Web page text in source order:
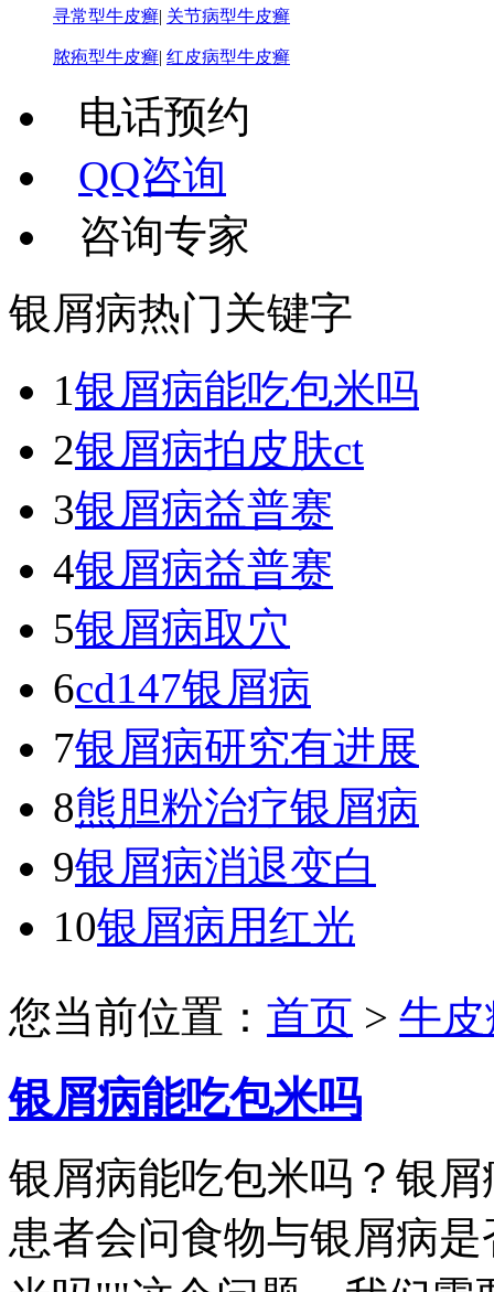
寻常型牛皮癣| 关节病型牛皮癣
脓疱型牛皮癣| 红皮病型牛皮癣
电话预约
QQ咨询
咨询专家
银屑病热门关键字
1银屑病能吃包米吗
2银屑病拍皮肤ct
3银屑病益普赛
4银屑病益普赛
5银屑病取穴
6cd147银屑病
7银屑病研究有进展
8熊胆粉治疗银屑病
9银屑病消退变白
10银屑病用红光
您当前位置： 首页 > 牛
银屑病能吃包米吗
银屑病能吃包米吗？银
患者会问食物与银屑病